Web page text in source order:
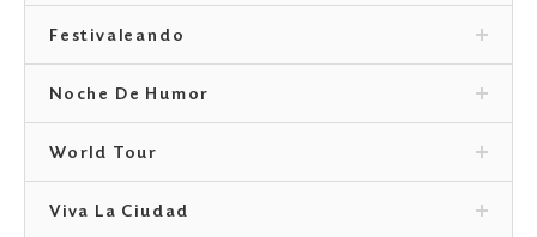
Festivaleando
Noche De Humor
World Tour
Viva La Ciudad